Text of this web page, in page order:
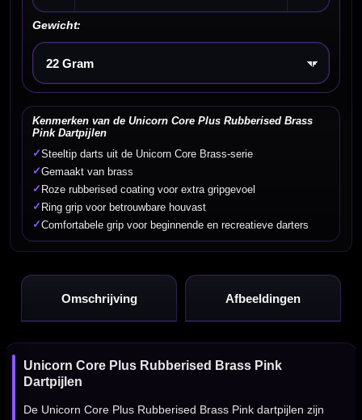
Gewicht:
Kies een optie
Kenmerken van de Unicorn Core Plus Rubberised Brass
Pink Dartpijlen
✓Steeltip darts uit de Unicorn Core Brass-serie
✓Gemaakt van brass
✓ Roze rubberised coating voor extra gripgevoel
✓ Ring grip voor betrouwbare houvast
✓Comfortabele grip voor beginnende en recreatieve darters
Omschrijving Afbeeldingen
Unicorn Core Plus Rubberised Brass Pink
Dartpijlen
De Unicorn Core Plus Rubberised Brass Pink dartpijlen zijn